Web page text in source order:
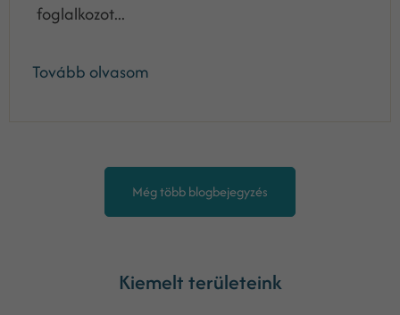
foglalkozot...
Tovább olvasom
Még több blogbejegyzés
Kiemelt területeink